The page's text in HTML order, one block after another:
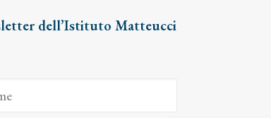
dell’Istituto Matteucci